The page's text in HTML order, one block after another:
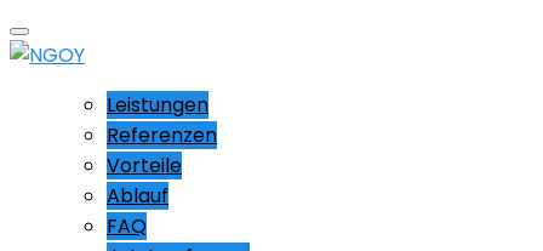
Leistungen
Referenzen
Vorteile
Ablauf
FAQ